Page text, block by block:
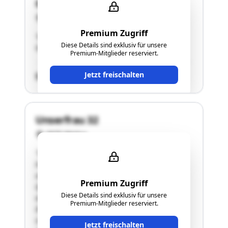
Premium Zugriff
Diese Details sind exklusiv für unsere
Premium-Mitglieder reserviert.
Jetzt freischalten
Grünbach 31
"ehemaliger Zweitwohnsitz. Kleinhaus mit
Garten"
SCHÄTZWERT
Premium Zugriff
Diese Details sind exklusiv für unsere
Premium-Mitglieder reserviert.
Jetzt freischalten
Unserfrau 32
3970 Weitra
"Die bewertungsgegenständliche Liegenschaft
liegt im östlichen Teil der Ortschaft Unserfrau
und grenzt unmittelbar westlich an das
öffentliche Gut (Verkehrsfläche) an, von dem
auch die Erschließung der Liegenschaft erfolgt.
Die in der bewertungsgegenständlichen
Liegenschaft inneliegenden Grundstücke bilden